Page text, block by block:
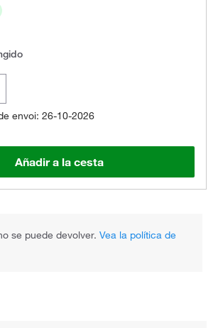
envoi: 26-10-2026
Añadir a la cesta
se puede devolver.Vea la política de